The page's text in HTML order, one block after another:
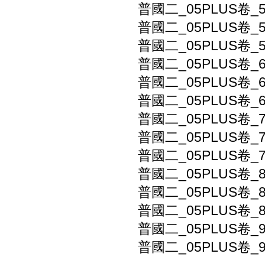
普國二_05PLUS卷
普國二_05PLUS卷
普國二_05PLUS卷
普國二_05PLUS卷
普國二_05PLUS卷
普國二_05PLUS卷
普國二_05PLUS卷
普國二_05PLUS卷
普國二_05PLUS卷
普國二_05PLUS卷
普國二_05PLUS卷
普國二_05PLUS卷
普國二_05PLUS卷
普國二_05PLUS卷